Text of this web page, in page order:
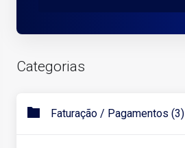
Categorias
Faturação / Pagamentos (3)